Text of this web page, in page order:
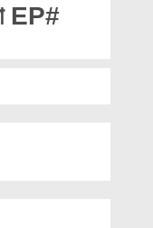
EP#